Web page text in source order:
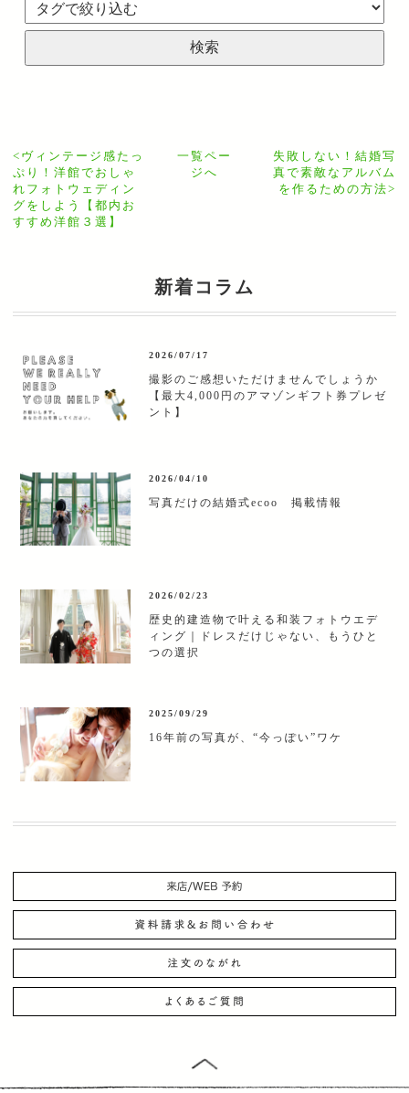
< ヴィンテージ感たっ
ぷり！洋館でおしゃ
れフォトウェディン
グをしよう【都内お
すすめ洋館３選】
一覧ペー
ジへ
失敗しない！結婚写
真で素敵なアルバム
を作るための方法>
新着コラム
2026/07/17
撮影のご感想いただけませんでしょうか
【最大4,000円のアマゾンギフト券プレゼ
ント】
2026/04/10
写真だけの結婚式ecoo 掲載情報
2026/02/23
歴史的建造物で叶える和装フォトウエデ
ィング｜ドレスだけじゃない、もうひと
つの選択
2025/09/29
16年前の写真が、“今っぽい”ワケ